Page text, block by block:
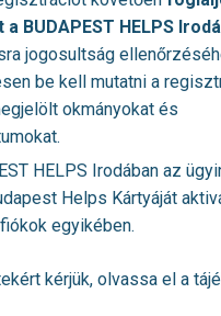
BUDAPEST HELPS
jogosultság
be kell mutatni a
okmányokat és
HELPS Irodában az
Helps Kártyáját
egyikében.
kérjük, olvassa el a